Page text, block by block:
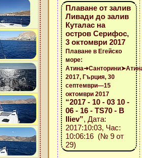
Плаване от залив
Ливади до залив
Куталас на
остров Серифос,
3 октомври 2017
Плаване в Егейско
море:
2017, Гърция, 30
септември—15
октомври 2017
“2017 - 10 - 03 10 -
06 - 16 - TS70 - B
Iliev”, Дата:
2017:10:03, Час:
10:06:16 (№ 9 от
29)